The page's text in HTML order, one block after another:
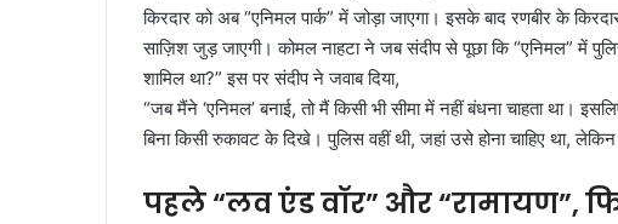
किरदार को अब “एनिमल पार्क” में जोड़ा जाएगा। इसके बाद रणबीर के
साज़िश जुड़ जाएगी। कोमल नाहटा ने जब संदीप से पूछा कि “एनिमल” में
शामिल था?” इस पर संदीप ने जवाब दिया,
“जब मैंने ‘एनिमल’ बनाई, तो मैं किसी भी सीमा में नहीं बंधना चाहता था।
बिना किसी रुकावट के दिखे। पुलिस वहीं थी, जहां उसे होना चाहिए था,
पहले “लव एंड वॉर” और “रामायण”,